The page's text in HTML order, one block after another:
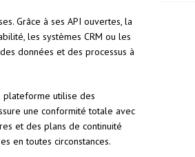
Grâce à ses API ouvertes, la
les systèmes CRM ou les
données et des processus à
plateforme utilise des
une conformité totale avec
et des plans de continuité
en toutes circonstances.